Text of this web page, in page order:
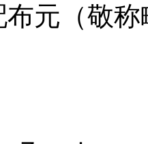
布元（敬